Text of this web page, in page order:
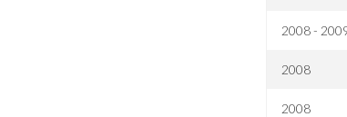
2008 -
2008
2008